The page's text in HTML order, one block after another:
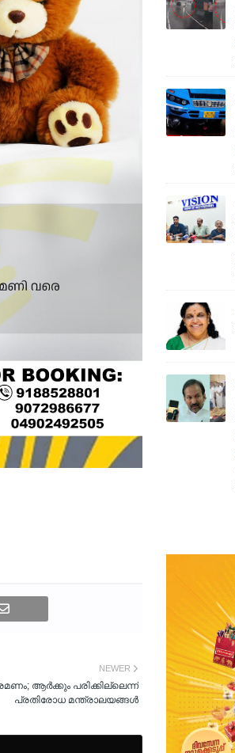
NEWER
ആർക്കും പരിക്കില്ലെന്ന്
പ്രതിരോധ മന്ത്രാലയങ്ങൾ